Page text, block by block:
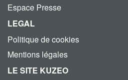
Espace Presse
LEGAL
Politique de cookies
Mentions légales
LE SITE KUZEO